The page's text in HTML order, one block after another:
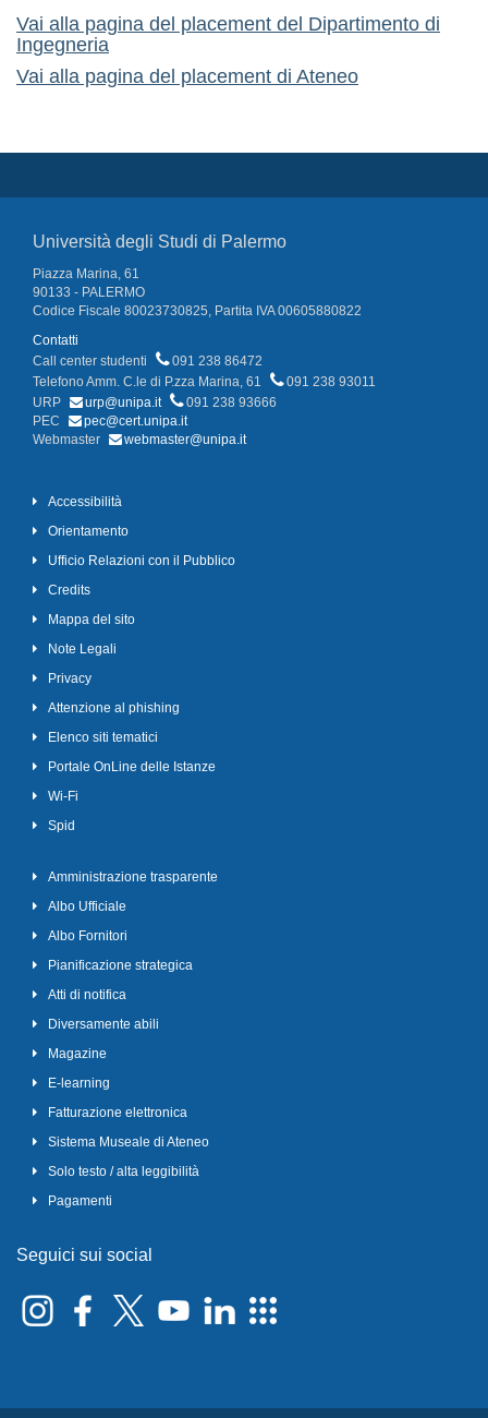
Vai alla pagina del placement del Dipartimento di
Ingegneria
Vai alla pagina del placement di Ateneo
Università degli Studi di Palermo
Piazza Marina, 61
90133 - PALERMO
Codice Fiscale 80023730825, Partita IVA 00605880822
Contatti
Call center studenti
091 238 86472
Telefono Amm. C.le di P.zza Marina, 61
091 238 93011
URP
urp@unipa.it
091 238 93666
PEC
pec@cert.unipa.it
Webmaster
webmaster@unipa.it
Accessibilità
Orientamento
Ufficio Relazioni con il Pubblico
Credits
Mappa del sito
Note Legali
Privacy
Attenzione al phishing
Elenco siti tematici
Portale OnLine delle Istanze
Wi-Fi
Spid
Amministrazione trasparente
Albo Ufficiale
Albo Fornitori
Pianificazione strategica
Atti di notifica
Diversamente abili
Magazine
E-learning
Fatturazione elettronica
Sistema Museale di Ateneo
Solo testo / alta leggibilità
Pagamenti
Seguici sui social